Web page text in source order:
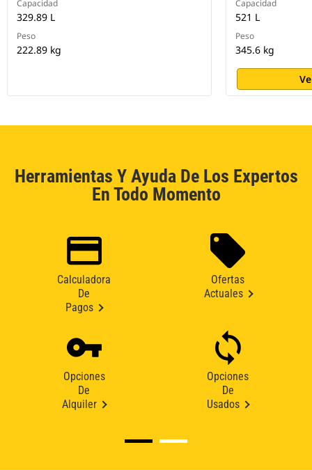
Capacidad
329.89 L
Peso
222.89 kg
Capacidad
521 L
Peso
345.6 kg
Herramientas Y Ayuda De Los Expertos
En Todo Momento
Calculadora
De
Pagos
Ofertas
Actuales
Opciones
De
Alquiler
Opciones
De
Usados